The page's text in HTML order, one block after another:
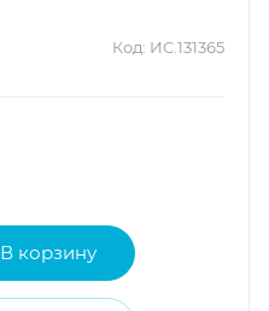
Код: ИС.131365
В корзину